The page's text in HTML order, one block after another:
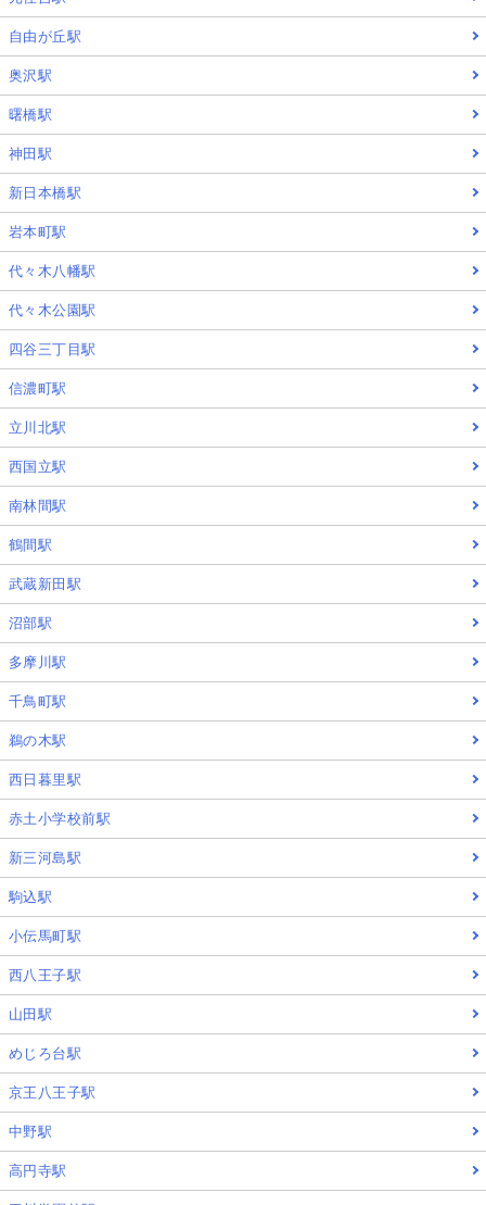
自由が丘駅
奥沢駅
曙橋駅
神田駅
新日本橋駅
岩本町駅
代々木八幡駅
代々木公園駅
四谷三丁目駅
信濃町駅
立川北駅
西国立駅
南林間駅
鶴間駅
武蔵新田駅
沼部駅
多摩川駅
千鳥町駅
鵜の木駅
西日暮里駅
赤土小学校前駅
新三河島駅
駒込駅
小伝馬町駅
西八王子駅
山田駅
めじろ台駅
京王八王子駅
中野駅
高円寺駅